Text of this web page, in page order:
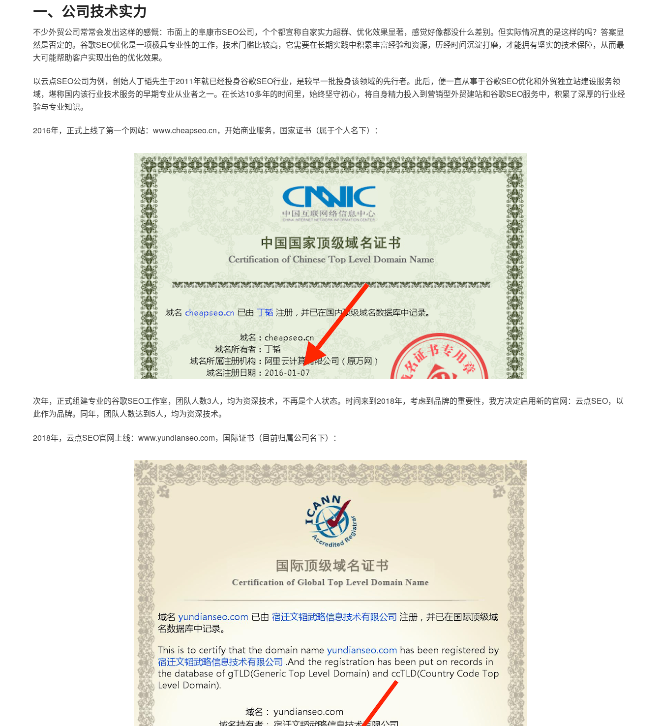
一、公司技术实力
不少外贸公司常常会发出这样的感慨：市面上的阜康市SEO公司，个个都宣称自家实力超群、优化效果显著，感觉好像都没什么差别。但实际情况真的是这样的吗？答案显
然是否定的。谷歌SEO优化是一项极具专业性的工作，技术门槛比较高，它需要在长期实践中积累丰富经验和资源，历经时间沉淀打磨，才能拥有坚实的技术保障，从而最
大可能帮助客户实现出色的优化效果。
以云点SEO公司为例，创始人丁韬先生于2011年就已经投身谷歌SEO行业，是较早一批投身该领域的先行者。此后，便一直从事于谷歌SEO优化和外贸独立站建设服务领
域，堪称国内该行业技术服务的早期专业从业者之一。在长达10多年的时间里，始终坚守初心，将自身精力投入到营销型外贸建站和谷歌SEO服务中，积累了深厚的行业经
验与专业知识。
2016年，正式上线了第一个网站：www.cheapseo.cn，开始商业服务，国家证书（属于个人名下）：
次年，正式组建专业的谷歌SEO工作室，团队人数3人，均为资深技术，不再是个人状态。时间来到2018年，考虑到品牌的重要性，我方决定启用新的官网：云点SEO，以
此作为品牌。同年，团队人数达到5人，均为资深技术。
2018年，云点SEO官网上线：www.yundianseo.com，国际证书（目前归属公司名下）：